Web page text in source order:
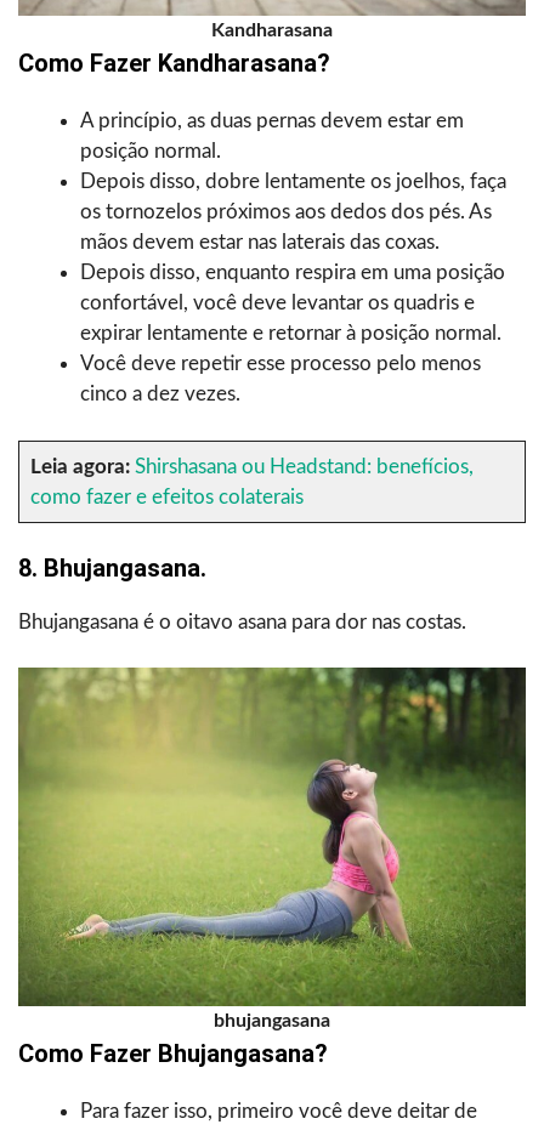
Kandharasana
Como Fazer Kandharasana?
A princípio, as duas pernas devem estar em
posição normal.
Depois disso, dobre lentamente os joelhos, faça
os tornozelos próximos aos dedos dos pés. As
mãos devem estar nas laterais das coxas.
Depois disso, enquanto respira em uma posição
confortável, você deve levantar os quadris e
expirar lentamente e retornar à posição normal.
Você deve repetir esse processo pelo menos
cinco a dez vezes.
Leia agora: Shirshasana ou Headstand: benefícios,
como fazer e efeitos colaterais
8. Bhujangasana.
Bhujangasana é o oitavo asana para dor nas costas.
bhujangasana
Como Fazer Bhujangasana?
Para fazer isso, primeiro você deve deitar de